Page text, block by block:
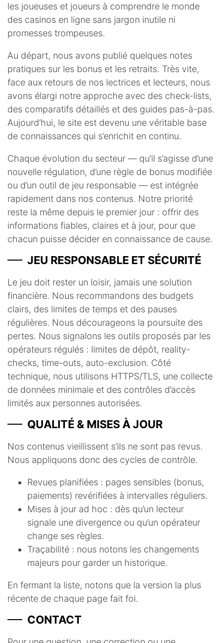
les joueuses et joueurs à comprendre le monde
des casinos en ligne sans jargon inutile ni
promesses trompeuses.
Au départ, nous avons publié quelques notes
pratiques sur les bonus et les retraits. Très vite,
face aux retours de nos lectrices et lecteurs, nous
avons élargi notre approche avec des check-lists,
des comparatifs détaillés et des guides pas-à-pas.
Aujourd’hui, le site est devenu une véritable base
de connaissances qui s’enrichit en continu.
Chaque évolution du secteur — qu’il s’agisse d’une
nouvelle régulation, d’une règle de bonus modifiée
ou d’un outil de jeu responsable — est intégrée
rapidement dans nos contenus. Notre priorité
reste la même depuis le premier jour : offrir des
informations fiables, claires et à jour, pour que
chacun puisse décider en connaissance de cause.
JEU RESPONSABLE ET SÉCURITÉ
Le jeu doit rester un loisir, jamais une solution
financière. Nous recommandons des budgets
clairs, des limites de temps et des pauses
régulières. Nous décourageons la poursuite des
pertes. Nous signalons les outils proposés par les
opérateurs régulés : limites de dépôt, reality-
checks, time-outs, auto-exclusion. Côté
technique, nous utilisons HTTPS/TLS, une collecte
de données minimale et des contrôles d’accès
limités aux personnes autorisées.
QUALITÉ & MISES À JOUR
Nos contenus vieillissent s’ils ne sont pas revus.
Nous appliquons donc des cycles de contrôle.
Revues planifiées : pages sensibles (bonus,
paiements) revérifiées à intervalles réguliers.
Mises à jour ad hoc : dès qu’un lecteur
signale une divergence ou qu’un opérateur
change ses règles.
Traçabilité : nous notons les changements
majeurs pour garder un historique.
En fermant la liste, notons que la version la plus
récente de chaque page fait foi.
CONTACT